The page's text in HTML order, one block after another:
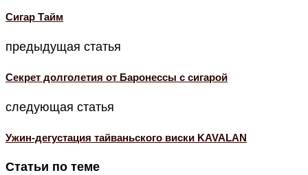
Cигар Тайм
предыдущая статья
Секрет долголетия от Баронессы с сигарой
следующая статья
Ужин-дегустация тайваньского виски KAVALAN
Статьи по теме